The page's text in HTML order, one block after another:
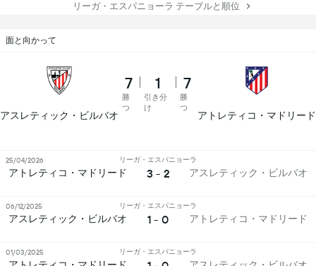
リーガ・エスパニョーラ テーブルと順位
面と向かって
アスレティック・ビルバオ
7
勝
つ
1
引き分
け
7
勝
つ
アトレティコ・マドリード
アトレティコ・マドリード
リーガ・エスパニョーラ
3 - 2 アスレティック・ビルバオ
25/04/2026
アスレティック・ビルバオ
リーガ・エスパニョーラ
1 - 0 アトレティコ・マドリード
06/12/2025
リーガ・エスパニョーラ
01/03/2025